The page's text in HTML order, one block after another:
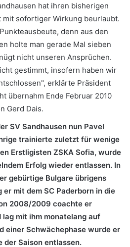
hat ihren bisherigen
mit sofortiger Wirkung beurlaubt.
denn aus den
holte man gerade Mal sieben
nicht unseren Ansprüchen.
gestimmt, insofern haben wir
erklärte Präsident
übernahm Ende Februar 2010
Gerd Dais.
SV Sandhausen nun Pavel
trainierte zuletzt für wenige
Erstligisten ZSKA Sofia, wurde
Erfolg wieder entlassen. In
gebürtige Bulgare übrigens
mit dem SC Paderborn in die
2008/2009 coachte er
lag mit ihm monatelang auf
einer Schwächephase wurde er
der Saison entlassen.